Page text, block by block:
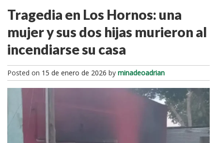
Tragedia en Los Hornos: una
mujer y sus dos hijas murieron al
incendiarse su casa
Posted on 15 de enero de 2026 by minadeoadrian